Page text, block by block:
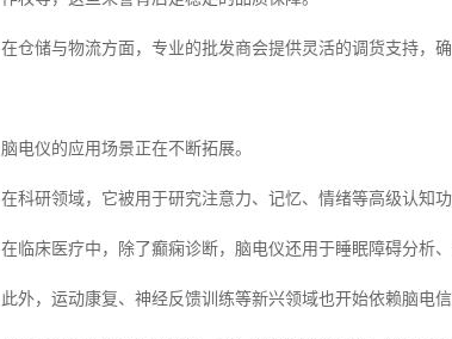
在仓储与物流方面，专业的批发商会提供灵活的调货支持，
脑电仪的应用场景正在不断拓展。
在科研领域，它被用于研究注意力、记忆、情绪等高级认知
在临床医疗中，除了癫痫诊断，脑电仪还用于睡眠障碍分析、
此外，运动康复、神经反馈训练等新兴领域也开始依赖脑电信